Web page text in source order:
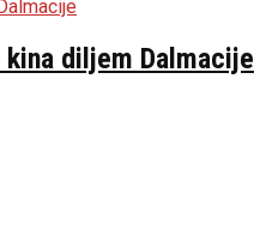
diljem Dalmacije